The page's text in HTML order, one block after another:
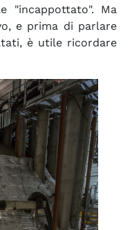
"incappottato". Ma
e prima di parlare
è utile ricordare